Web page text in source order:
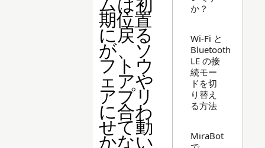
期位置
に戻る
が、ソ
フトウ
ェアや
アプリ
に合わ
せて動
かない
か？
Wi-Fi と
Bluetooth
LE の接
続モー
ドを切
り替え
る方法
MiraBot